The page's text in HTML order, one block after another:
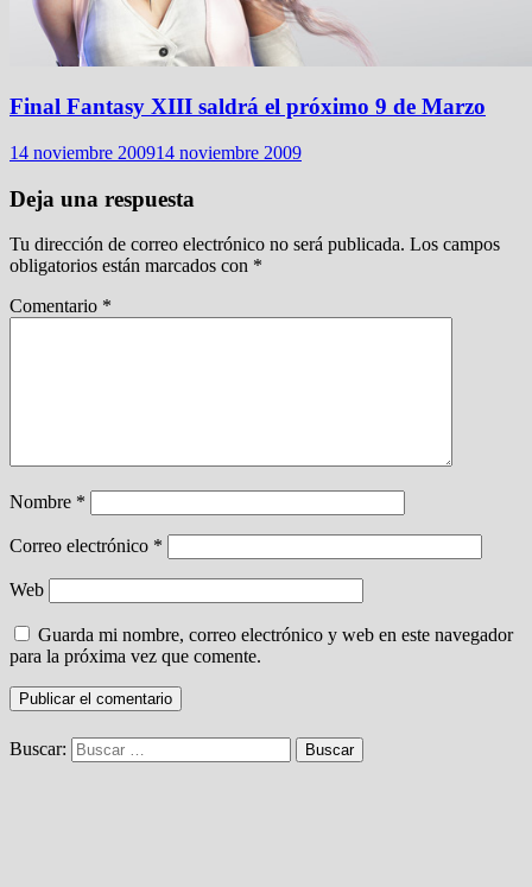
Final Fantasy XIII saldrá el próximo 9 de Marzo
14 noviembre 200914 noviembre 2009
Deja una respuesta
Tu dirección de correo electrónico no será publicada. Los campos
obligatorios están marcados con *
Comentario *
Nombre *
Correo electrónico *
Web
Guarda mi nombre, correo electrónico y web en este navegador
para la próxima vez que comente.
Buscar: